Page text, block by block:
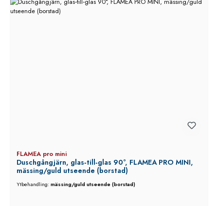
FLAMEA pro mini
Duschgångjärn, glas‑till‑glas 90°, FLAMEA PRO MINI,
mässing/guld utseende (borstad)
Ytbehandling:mässing/guld utseende (borstad)